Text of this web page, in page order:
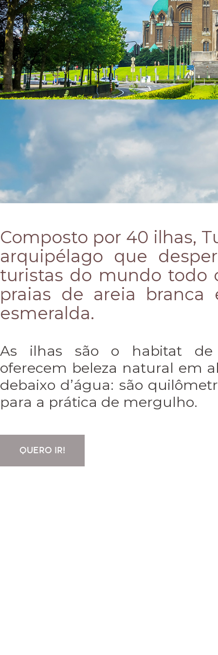
Composto por 40 ilhas,
arquipélago que
turistas do mundo todo
praias de areia branca
esmeralda.
As ilhas são o habitat de
oferecem beleza natural em
debaixo d’água: são
para a prática de mergulho.
QUERO IR!